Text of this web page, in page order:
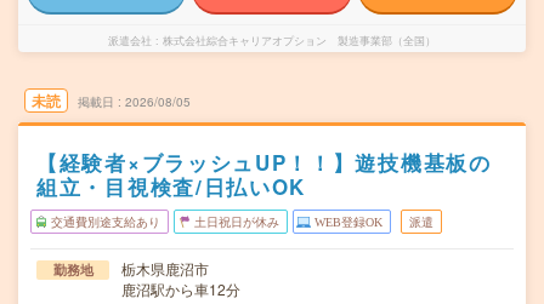
派遣会社 株式会社綜合キャリアオプション 製造事業部（全国）
未読 掲載日 2026/08/05
【経験者×ブラッシュUP！！】遊技機基板の
組立・目視検査/日払いOK
交通費別途支給あり 土日祝日が休み WEB登録OK 派遣
勤務地
栃木県鹿沼市
鹿沼駅から車12分